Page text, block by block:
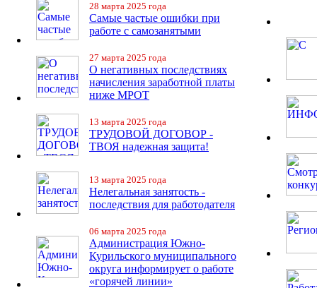
28 марта 2025 года
Самые частые ошибки при
работе с самозанятыми
27 марта 2025 года
О негативных последствиях
начисления заработной платы
ниже МРОТ
13 марта 2025 года
ТРУДОВОЙ ДОГОВОР -
ТВОЯ надежная защита!
13 марта 2025 года
Нелегальная занятость -
последствия для работодателя
06 марта 2025 года
Администрация Южно-
Курильского муниципального
округа информирует о работе
«горячей линии»